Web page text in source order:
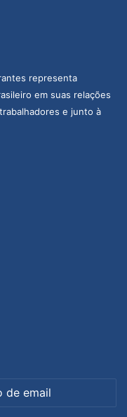
representa
em suas relações
e junto à